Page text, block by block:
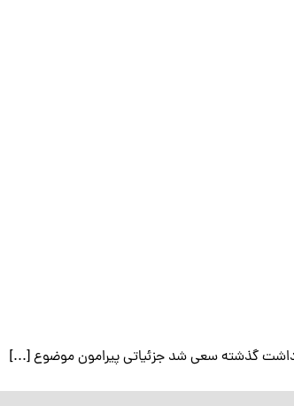
گذشته سعی شد جزئیاتی پیرامون موضوع [...]